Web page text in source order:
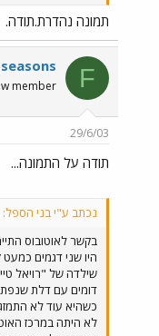
תמונה נהדרת.תודה.
F
member
29/6/03
תודה על התמונה...
נכתב ע"י בני הספל:
בקשר לאוטובוס
היו שני דגמים
שילדה של "רויאל
דומים עם דלת
כשהיא עוד לא
לא היתה במרכז